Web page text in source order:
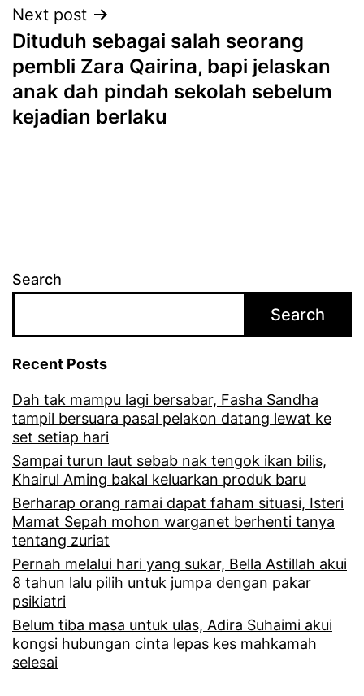
Next post
Dituduh sebagai salah seorang
pembli Zara Qairina, bapi jelaskan
anak dah pindah sekolah sebelum
kejadian berlaku
Search
Search
Recent Posts
Dah tak mampu lagi bersabar, Fasha Sandha
tampil bersuara pasal pelakon datang lewat ke
set setiap hari
Sampai turun laut sebab nak tengok ikan bilis,
Khairul Aming bakal keluarkan produk baru
Berharap orang ramai dapat faham situasi, Isteri
Mamat Sepah mohon warganet berhenti tanya
tentang zuriat
Pernah melalui hari yang sukar, Bella Astillah akui
8 tahun lalu pilih untuk jumpa dengan pakar
psikiatri
Belum tiba masa untuk ulas, Adira Suhaimi akui
kongsi hubungan cinta lepas kes mahkamah
selesai